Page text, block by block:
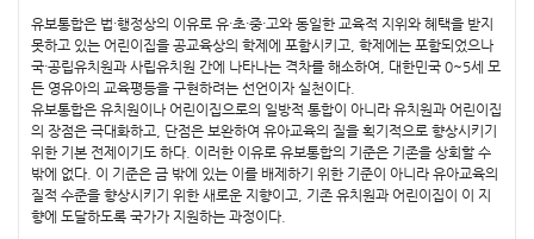
유보통합은 법·행정상의 이유로 유·초·중·고와 동일한 교육적 지위와 혜택을 받지
못하고 있는 어린이집을 공교육상의 학제에 포함시키고, 학제에는 포함되었으나
국·공립유치원과 사립유치원 간에 나타나는 격차를 해소하여, 대한민국 0~5세 모
든 영유아의 교육평등을 구현하려는 선언이자 실천이다.
유보통합은 유치원이나 어린이집으로의 일방적 통합이 아니라 유치원과 어린이집
의 장점은 극대화하고, 단점은 보완하여 유아교육의 질을 획기적으로 향상시키기
위한 기본 전제이기도 하다. 이러한 이유로 유보통합의 기준은 기존을 상회할 수
밖에 없다. 이 기준은 금 밖에 있는 이를 배제하기 위한 기준이 아니라 유아교육의
질적 수준을 향상시키기 위한 새로운 지향이고, 기존 유치원과 어린이집이 이 지
향에 도달하도록 국가가 지원하는 과정이다.